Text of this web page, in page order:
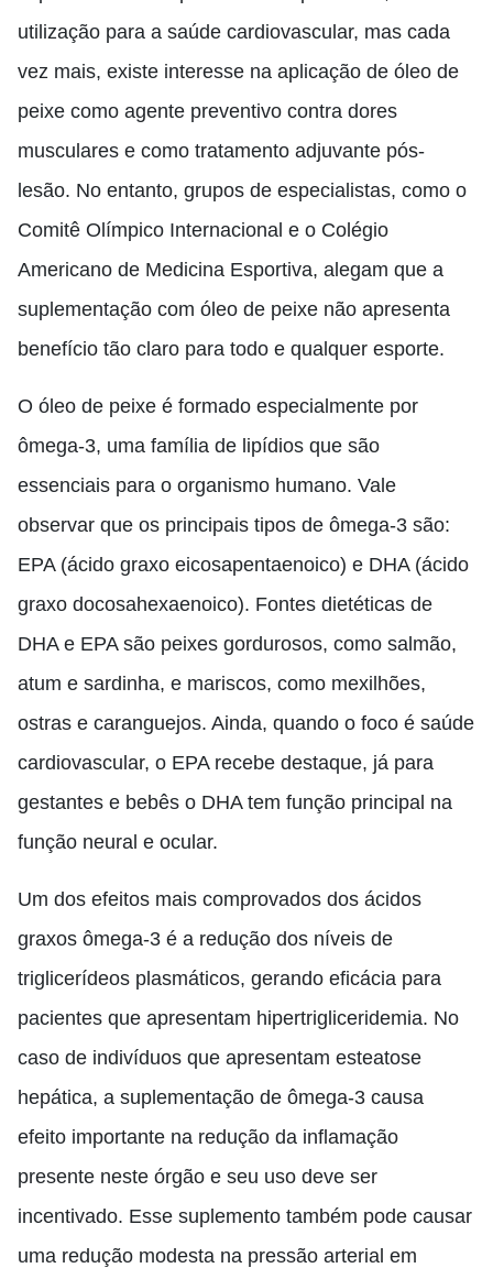
utilização para a saúde cardiovascular, mas cada
vez mais, existe interesse na aplicação de óleo de
peixe como agente preventivo contra dores
musculares e como tratamento adjuvante pós-
lesão. No entanto, grupos de especialistas, como o
Comitê Olímpico Internacional e o Colégio
Americano de Medicina Esportiva, alegam que a
suplementação com óleo de peixe não apresenta
benefício tão claro para todo e qualquer esporte.
O óleo de peixe é formado especialmente por
ômega-3, uma família de lipídios que são
essenciais para o organismo humano. Vale
observar que os principais tipos de ômega-3 são:
EPA (ácido graxo eicosapentaenoico) e DHA (ácido
graxo docosahexaenoico). Fontes dietéticas de
DHA e EPA são peixes gordurosos, como salmão,
atum e sardinha, e mariscos, como mexilhões,
ostras e caranguejos. Ainda, quando o foco é saúde
cardiovascular, o EPA recebe destaque, já para
gestantes e bebês o DHA tem função principal na
função neural e ocular.
Um dos efeitos mais comprovados dos ácidos
graxos ômega-3 é a redução dos níveis de
triglicerídeos plasmáticos, gerando eficácia para
pacientes que apresentam hipertrigliceridemia. No
caso de indivíduos que apresentam esteatose
hepática, a suplementação de ômega-3 causa
efeito importante na redução da inflamação
presente neste órgão e seu uso deve ser
incentivado. Esse suplemento também pode causar
uma redução modesta na pressão arterial em